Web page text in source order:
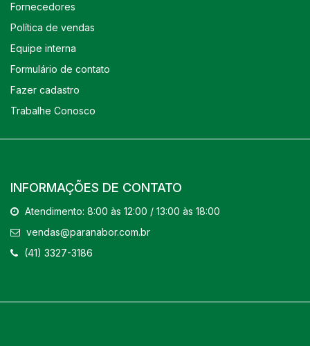
Fornecedores
Política de vendas
Equipe interna
Formulário de contato
Fazer cadastro
Trabalhe Conosco
INFORMAÇÕES DE CONTATO
Atendimento: 8:00 às 12:00 / 13:00 às 18:00
vendas@paranabor.com.br
(41) 3327-3186